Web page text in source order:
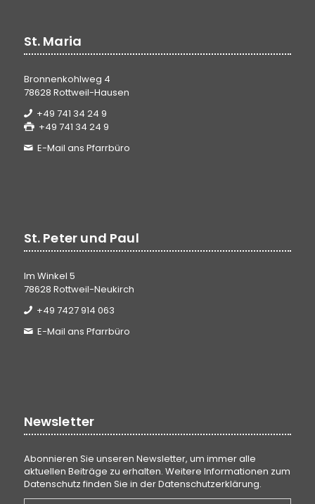
St. Maria
Bronnenkohlweg 4
78628 Rottweil-Hausen
+49 741 34 24 9
+49 741 34 24 9
E-Mail ans Pfarrbüro
St. Peter und Paul
Im Winkel 5
78628 Rottweil-Neukirch
+49 7427 914 063
E-Mail ans Pfarrbüro
Newsletter
Abonnieren Sie unseren Newsletter, um immer alle
aktuellen Beiträge zu erhalten. Weitere Informationen zum
Datenschutz finden Sie in derDatenschutzerklärung.